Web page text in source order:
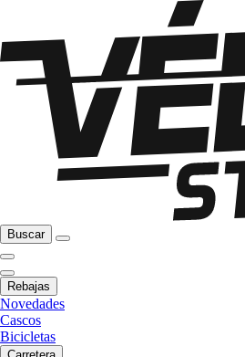
Buscar
Rebajas
Novedades
Cascos
Bicicletas